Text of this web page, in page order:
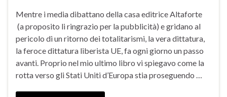
Mentre i media dibattano della casa editrice Altaforte
(a proposito li ringrazio per la pubblicità) e gridano al
pericolo di un ritorno dei totalitarismi, la vera dittatura,
la feroce dittatura liberista UE, fa ogni giorno un passo
avanti. Proprio nel mio ultimo libro vi spiegavo come la
rotta verso gli Stati Uniti d’Europa stia proseguendo …